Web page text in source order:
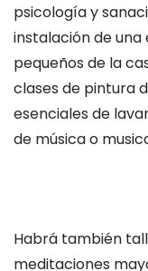
psicología y
instalación de una
pequeños de la
clases de pintura
esenciales de
de música o
Habrá también
meditaciones